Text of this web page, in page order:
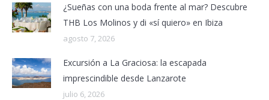
¿Sueñas con una boda frente al mar? Descubre
THB Los Molinos y di «sí quiero» en Ibiza
agosto 7, 2026
Excursión a La Graciosa: la escapada
imprescindible desde Lanzarote
julio 6, 2026